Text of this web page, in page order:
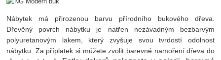
Nábytek má přirozenou barvu přírodního bukového dřeva.
Dřevěný povrch nábytku je natřen nezávadným bezbarvým
polyuretanovým lakem, který zvyšuje svou tvrdostí odolnost
nábytku. Za příplatek si můžete zvolit barevné namoření dřeva do